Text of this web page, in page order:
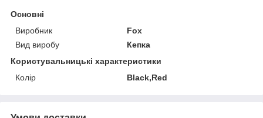
Основні
Виробник
Fox
Вид виробу
Кепка
Користувальницькі характеристики
Колір
Black,Red